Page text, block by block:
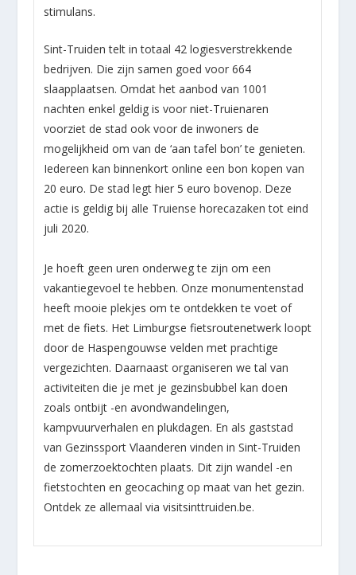
stimulans.
Sint-Truiden telt in totaal 42 logiesverstrekkende
bedrijven. Die zijn samen goed voor 664
slaapplaatsen. Omdat het aanbod van 1001
nachten enkel geldig is voor niet-Truienaren
voorziet de stad ook voor de inwoners de
mogelijkheid om van de ‘aan tafel bon’ te genieten.
Iedereen kan binnenkort online een bon kopen van
20 euro. De stad legt hier 5 euro bovenop. Deze
actie is geldig bij alle Truiense horecazaken tot eind
juli 2020.
Je hoeft geen uren onderweg te zijn om een
vakantiegevoel te hebben. Onze monumentenstad
heeft mooie plekjes om te ontdekken te voet of
met de fiets. Het Limburgse fietsroutenetwerk loopt
door de Haspengouwse velden met prachtige
vergezichten. Daarnaast organiseren we tal van
activiteiten die je met je gezinsbubbel kan doen
zoals ontbijt -en avondwandelingen,
kampvuurverhalen en plukdagen. En als gaststad
van Gezinssport Vlaanderen vinden in Sint-Truiden
de zomerzoektochten plaats. Dit zijn wandel -en
fietstochten en geocaching op maat van het gezin.
Ontdek ze allemaal via visitsinttruiden.be.